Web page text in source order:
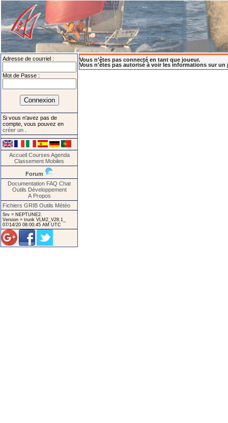
Adresse de courriel :
Mot de Passe :
Si vous n'avez pas de
compte, vous pouvez en
créer un
Accueil Courses Agenda
Classement Mobiles
Forum
Documentation FAQ Chat
Outils Développement
A Propos
Fichiers GRIB Outils Météo
Srv = NEPTUNE2.
Version = trunk VLM2_V28.1_
07/14/20 08:00:45 AM UTC
Vous n'êtes pas connecté en tant que joueur.
Vous n'êtes pas autorisé à voir les informations sur un